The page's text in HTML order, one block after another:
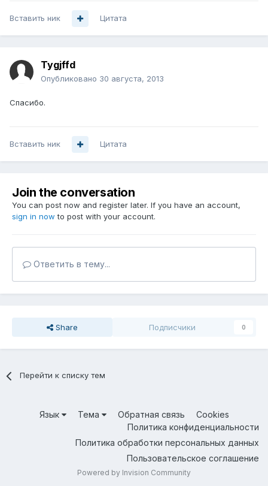
Вставить ник Цитата
Tygjffd
Опубликовано 30 августа, 2013
Спасибо.
Вставить ник Цитата
Join the conversation
You can post now and register later. If you have an account,
sign in now to post with your account.
Ответить в тему...
Share Подписчики 0
Перейти к списку тем
Язык Тема Обратная связь
Cookies
Политика конфиденциальности
Политика обработки персональных данных
Пользовательское соглашение
Powered by Invision Community